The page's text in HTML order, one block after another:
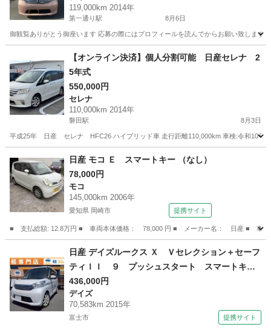
119,000km 2014年
第一通り駅 8月6日
御観覧ありがとう御座います 応募の際にはプロフィールを読んでからお願い致します
第一通り駅 デイズ DAYS
【オンライン決済】個人分割可能 日産セレナ 2
5年式
550,000円
セレナ
110,000km 2014年
磐田駅 8月3日
平成25年 日産 セレナ HFC26 ハイブリッド車 走行距離110,000km 車検:令和10年2
磐田駅 セレナ
日産 モコ Ｅ スマートキー （なし）
78,000円
モコ
145,000km 2006年
愛知県 岡崎市 提携サイト
■ 支払総額: 12.8万円 ■ 車両本体価格： 78,000 円 ■ メーカー名： 日産 ■
モコ
日産 デイズルークス Ｘ Ｖセレクション＋セーフ
ティＩＩ ９ プッシュスタート スマートキ
ー 左側パワースライドドア アイドリングスト
ップ エマージェンシーブレーキ 社外ＡＷ オ
ートエアコン フロアマット バイザー 社外
オーディオ 修復歴無し 保証付き （車検整備
436,000円
デイズ
70,583km 2015年
富士市 提携サイト